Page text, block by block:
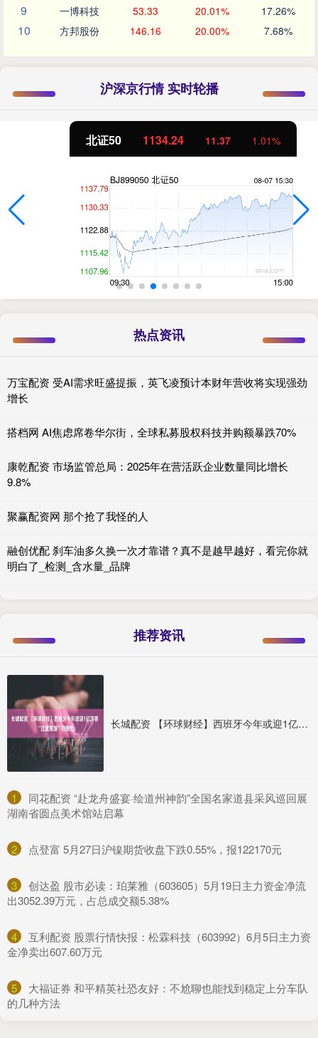
9 一博科技 53.33 20.01% 17.26%
10 方邦股份 146.16 20.00% 7.68%
沪深京行情 实时轮播
北证50 1134.24 11.37 1.01%
热点资讯
万宝配资 受AI需求旺盛提振，英飞凌预计本财年营收将实现强劲
增长
搭档网 AI焦虑席卷华尔街，全球私募股权科技并购额暴跌70%
康乾配资 市场监管总局：2025年在营活跃企业数量同比增长
9.8%
聚赢配资网 那个抢了我怪的人
融创优配 刹车油多久换一次才靠谱？真不是越早越好，看完你就
明白了_检测_含水量_品牌
推荐资讯
长城配资 【环球财经】西班牙今年或迎1亿游客 “过度旅游”引担忧
1
​同花配资 “赴龙舟盛宴·绘道州神韵”全国名家道县采风巡回展
湖南省圆点美术馆站启幕
2 ​点登富 5月27日沪镍期货收盘下跌0.55%，报122170元
3
​创达盈 股市必读：珀莱雅（603605）5月19日主力资金净流
出3052.39万元，占总成交额5.38%
4
​互利配资 股票行情快报：松霖科技（603992）6月5日主力资
金净卖出607.60万元
5
​大福证券 和平精英社恐友好：不尬聊也能找到稳定上分车队
的几种方法